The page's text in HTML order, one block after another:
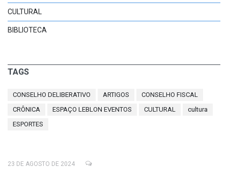
CULTURAL
BIBLIOTECA
TAGS
CONSELHO DELIBERATIVO ARTIGOS
CONSELHO FISCAL
CRÔNICA
ESPAÇO LEBLON EVENTOS CULTURAL
cultura
ESPORTES
23 DE AGOSTO DE 2024